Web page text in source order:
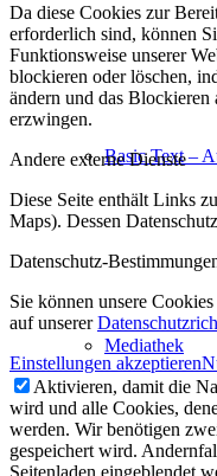
Basic Text –
Mediathek
Da diese Cookies zur
erforderlich sind, können
Funktionsweise unserer
blockieren oder löschen,
ändern und das Blockieren
erzwingen.
Andere externe Dienste
Diese Seite enthält Links
Maps). Dessen
Datenschutz-
Sie können unsere
auf unserer
Einstellungen akzeptieren
Aktivieren, damit die
wird und alle Cookies,
werden. Wir benötigen
gespeichert wird.
Seitenladen eingeblendet